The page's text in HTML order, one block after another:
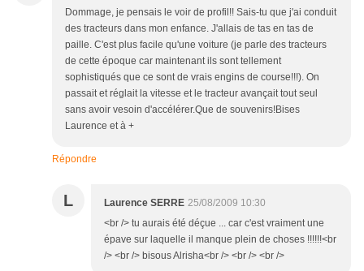
Dommage, je pensais le voir de profil!! Sais-tu que j'ai conduit
des tracteurs dans mon enfance. J'allais de tas en tas de
paille. C'est plus facile qu'une voiture (je parle des tracteurs
de cette époque car maintenant ils sont tellement
sophistiqués que ce sont de vrais engins de course!!!). On
passait et réglait la vitesse et le tracteur avançait tout seul
sans avoir vesoin d'accélérer.Que de souvenirs!Bises
Laurence et à +
Répondre
L Laurence SERRE 25/08/2009 10:30
<br /> tu aurais été déçue ... car c'est vraiment une
épave sur laquelle il manque plein de choses !!!!!!<br
/> <br /> bisous Alrisha<br /> <br /> <br />